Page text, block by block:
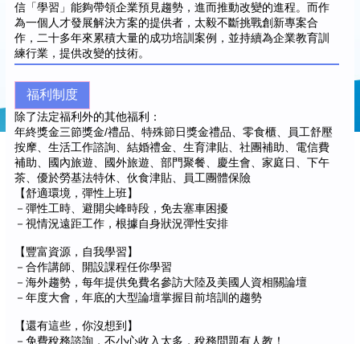
信「學習」能夠帶領企業預見趨勢，進而推動改變的進程。而作
為一個人才發展解決方案的提供者，太毅不斷挑戰創新專案合
作，二十多年來累積大量的成功培訓案例，並持續為企業教育訓
練行業，提供改變的技術。
福利制度
除了法定福利外的其他福利：
年終獎金三節獎金/禮品、特殊節日獎金禮品、零食櫃、員工舒壓
按摩、生活工作諮詢、結婚禮金、生育津貼、社團補助、電信費
補助、國內旅遊、國外旅遊、部門聚餐、慶生會、家庭日、下午
茶、優於勞基法特休、伙食津貼、員工團體保險
【舒適環境，彈性上班】
－彈性工時、避開尖峰時段，免去塞車困擾
－視情況遠距工作，根據自身狀況彈性安排
【豐富資源，自我學習】
－合作講師、開設課程任你學習
－海外趨勢，每年提供免費名參訪大陸及美國人資相關論壇
－年度大會，年底的大型論壇掌握目前培訓的趨勢
【還有這些，你沒想到】
－免費稅務諮詢，不小心收入太多，稅務問題有人教！